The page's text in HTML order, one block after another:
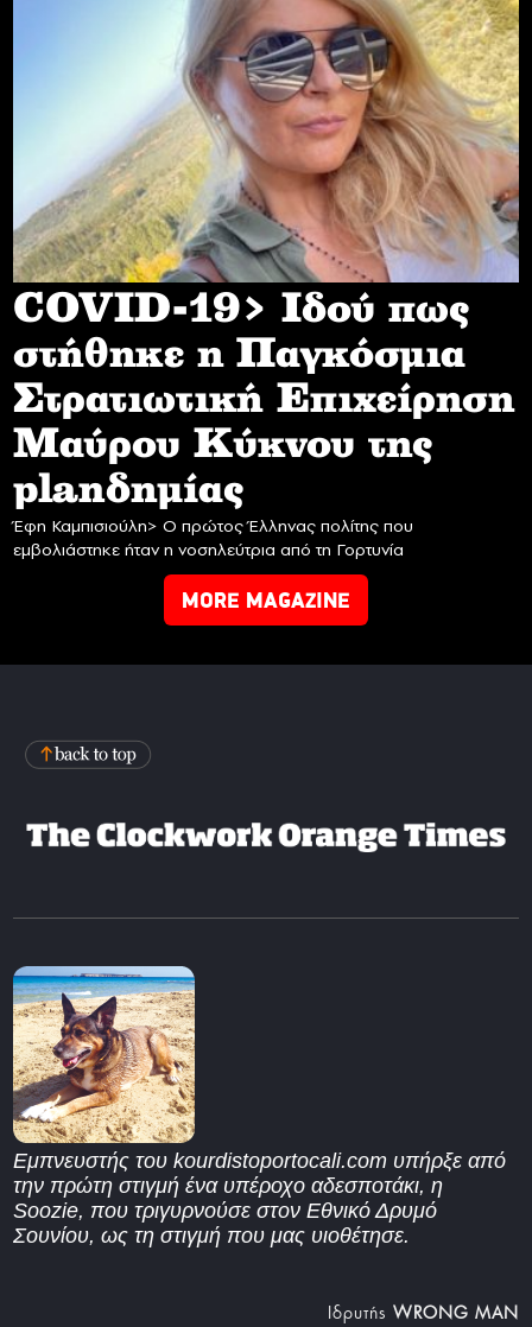
COVID-19> Iδού πως
στήθηκε η Παγκόσμια
Στρατιωτική Επιχείρηση
Mαύρου Κύκνου της
planδημίας
Έφη Καμπισιούλη> Ο πρώτος Έλληνας πολίτης που
εμβολιάστηκε ήταν η νοσηλεύτρια από τη Γορτυνία
MORE MAGAZINE
Εμπνευστής του kourdistoportocali.com υπήρξε από
την πρώτη στιγμή ένα υπέροχο αδεσποτάκι, η
Soozie, που τριγυρνούσε στον Εθνικό Δρυμό
Σουνίου, ως τη στιγμή που μας υιοθέτησε.
Iδρυτής WRONG MAN